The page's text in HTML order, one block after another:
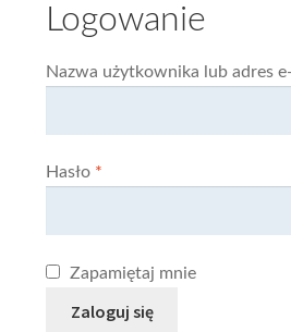
Logowanie
Nazwa użytkownika lub adres
Hasło *Wymagane
Zapamiętaj mnie
Zaloguj się